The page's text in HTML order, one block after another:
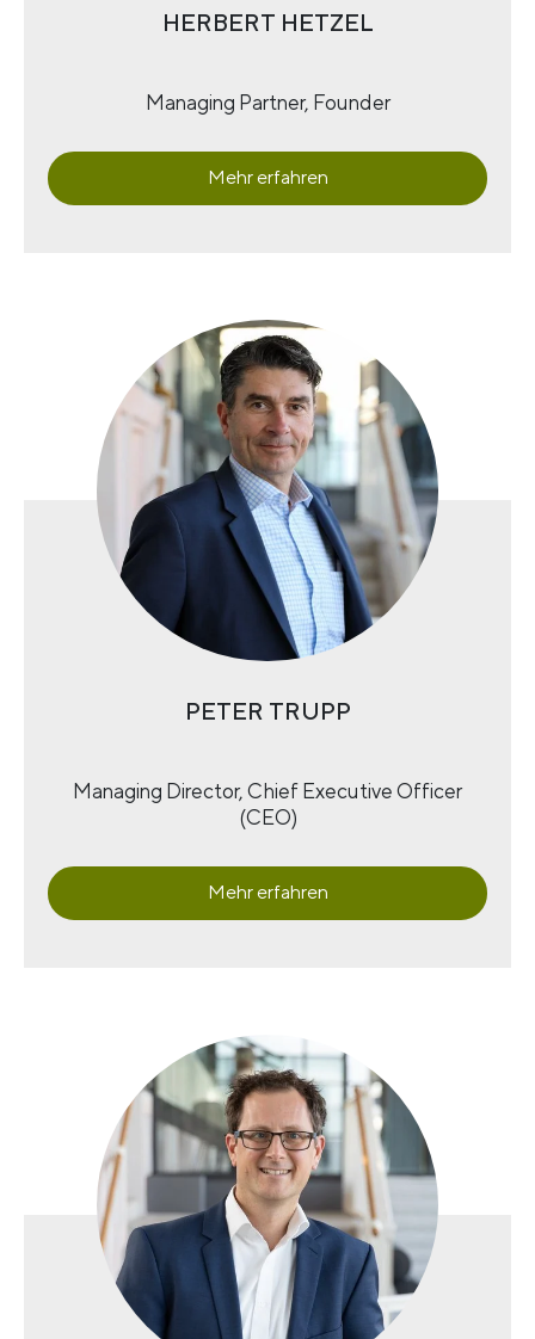
HERBERT HETZEL
Managing Partner, Founder
Mehr erfahren
PETER TRUPP
Managing Director, Chief Executive Officer
(CEO)
Mehr erfahren